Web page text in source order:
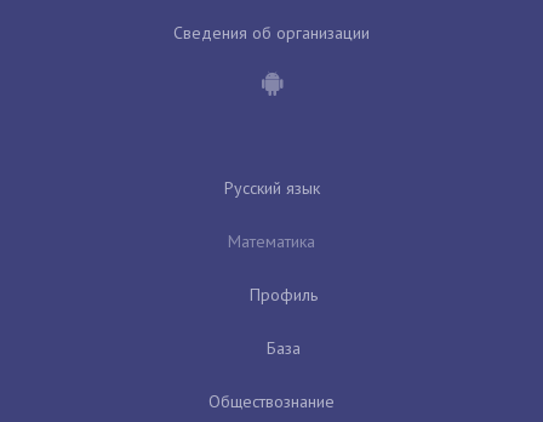
Сведения об организации
Русский язык
Математика
Профиль
База
Обществознание